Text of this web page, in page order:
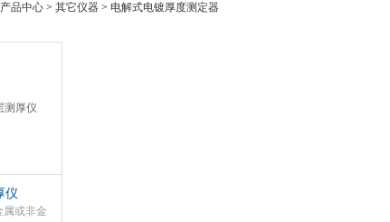
产品中心 > 其它仪器 > 电解式电镀厚度测定器
仪
属或非金